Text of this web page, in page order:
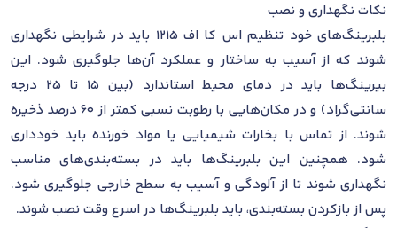
نکات نگهداری و نصب
بلبرینگ‌های خود تنظیم اس کا اف 1215 باید در شرایطی نگهداری
شوند که از آسیب به ساختار و عملکرد آن‌ها جلوگیری شود. این
بیرینگ‌ها باید در دمای محیط استاندارد (بین ۱۵ تا ۲۵ درجه
سانتی‌گراد) و در مکان‌هایی با رطوبت نسبی کمتر از ۶۰ درصد ذخیره
شوند. از تماس با بخارات شیمیایی یا مواد خورنده باید خودداری
شود. همچنین این بلبرینگ‌ها باید در بسته‌بندی‌های مناسب
نگهداری شوند تا از آلودگی و آسیب به سطح خارجی جلوگیری شود.
پس از بازکردن بسته‌بندی، باید بلبرینگ‌ها در اسرع وقت نصب شوند.